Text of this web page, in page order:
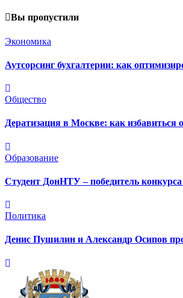
Вы пропустили
Экономика
Аутсорсинг бухгалтерии: как
Общество
Дератизация в Москве: как избавиться
Образование
Студент ДонНТУ – победитель конкурса
Политика
Денис Пушилин и Александр Осипов